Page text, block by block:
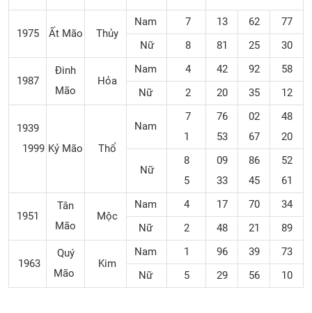
1975 Ất Mão Thủy
Nam 7 13 62
77
Nữ
8 81 25 30
1987
Đinh
Mão
Hỏa
Nam 4 42 92
58
Nữ
2 20 35 12
1939
1999 Kỷ Mão Thổ
Nam
7
1
76
53
02
67
48
20
Nữ
8
5
09
33
86
45
52
61
1951
Tân
Mão
Mộc
Nam 4 17 70
34
Nữ
2 48 21 89
1963
Quý
Mão
Kim
Nam 1 96 39
73
Nữ
5 29 56 10